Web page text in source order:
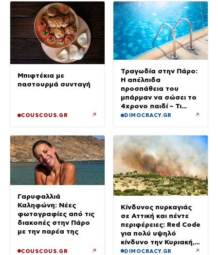
Μπιφτέκια με
παστουρμά συνταγή
COUSCOUS.GR ↗
Τραγωδία στην Πάρο:
Η απέλπιδα
προσπάθεια του
μπάρμαν να σώσει το
4χρονο παιδί – Τι
ερευνούν οι αρχές
DIMOCRACY.GR ↗
Γαρυφαλλιά
Καληφώνη: Νέες
φωτογραφίες από τις
διακοπές στην Πάρο
με την παρέα της
COUSCOUS.GR ↗
Κίνδυνος πυρκαγιάς
σε Αττική και πέντε
περιφέρειες: Red Code
για πολύ υψηλό
κίνδυνο την Κυριακή,
με μελτέμια έως 8
DIMOCRACY.GR ↗